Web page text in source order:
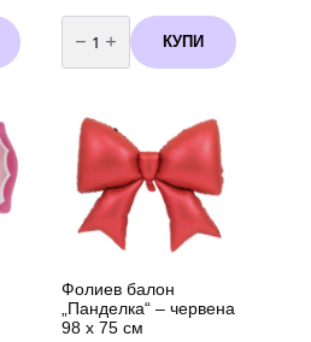
количество
за
Балон
фолио"
см
КУПИ
Фолиев балон
„Панделка“ – червена
98 х 75 см